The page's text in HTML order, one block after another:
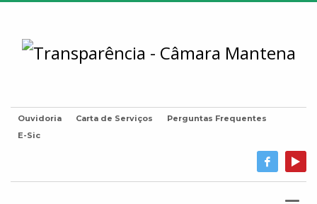
Ouvidoria Carta de Serviços
Perguntas Frequentes
E-Sic